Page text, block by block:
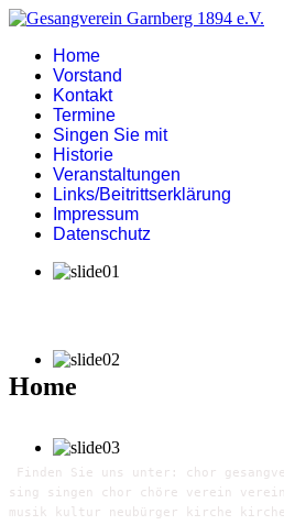
Home
Vorstand
Kontakt
Termine
Singen Sie mit
Historie
Veranstaltungen
Links/Beitrittserklärung
Impressum
Datenschutz
Home
Finden Sie uns unter: chor
sing singen chor chöre verein
musik kultur neubürger kirche